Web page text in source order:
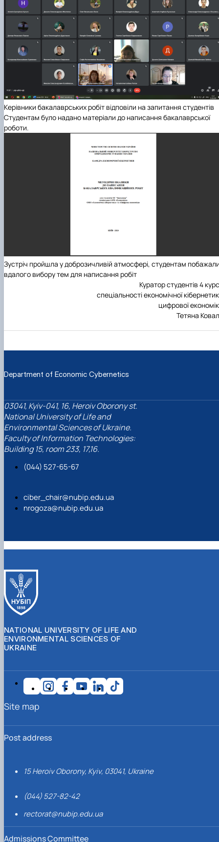
Керівники бакалаврських робіт відповіли на запитання студентів
Студентам було надано матеріали до написання бакалаврської
роботи.
Зустріч пройшла у доброзичливій атмосфері, студентам
вдалого вибору тем для написання робіт
Куратор студентів 4
спеціальності економічної
цифрової
Тетяна
Department of Economic Cybernetics
03041, Kyiv-041, 16, Heroiv Oborony st.
National University of Life and
Environmental Sciences of Ukraine.
Faculty of Information Technologies:
Building 15, room 233, 17,16.
(044) 527-65-67
ciber_chair@nubip.edu.ua
nrogoza@nubip.edu.ua
NATIONAL UNIVERSITY OF LIFE AND
ENVIRONMENTAL SCIENCES OF
UKRAINE
Post address
15 Heroiv Oborony, Kyiv, 03041, Ukraine
(044) 527-82-42
rectorat@nubip.edu.ua
Admissions Committee
Site map